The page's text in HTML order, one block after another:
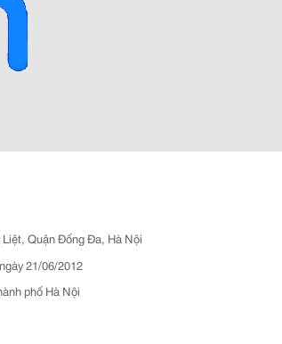
Liệt, Quận Đống Đa, Hà Nội
21/06/2012
phố Hà Nội